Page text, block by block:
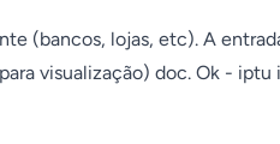
(bancos, lojas, etc). A
visualização) doc. Ok -